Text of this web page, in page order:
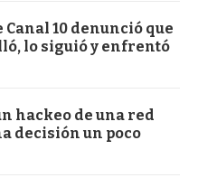
10 denunció que
lo siguió y enfrentó
hackeo de una red
decisión un poco